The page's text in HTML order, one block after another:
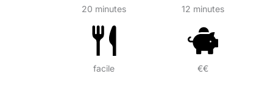
20 minutes 12 minutes
facile €€